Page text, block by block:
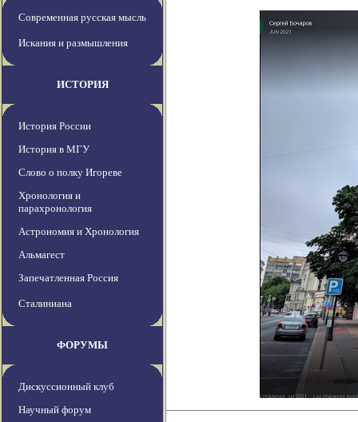
Современная русская мысль
Искания и размышления
ИСТОРИЯ
История России
История в МГУ
Слово о полку Игореве
Хронология и
парахронология
Астрономия и Хронология
Альмагест
Запечатленная Россия
Сталиниана
ФОРУМЫ
Дискуссионный клуб
Научный форум